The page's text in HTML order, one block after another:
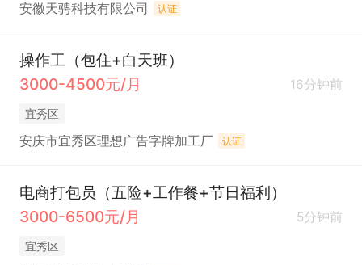
安徽天骋科技有限公司 认证
操作工（包住+白天班）
3000-4500元/月
16分钟前
宜秀区
安庆市宜秀区理想广告字牌加工厂 认证
电商打包员（五险+工作餐+节日福利）
3000-6500元/月
5分钟前
宜秀区